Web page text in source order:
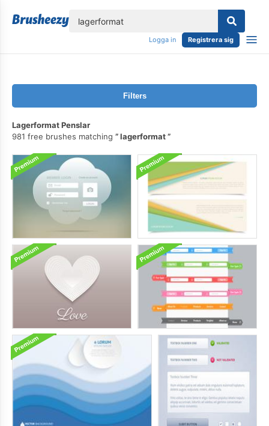
Logga in Registrera sig
Filters
Lagerformat Penslar
981 free brushes matching
lagerformat